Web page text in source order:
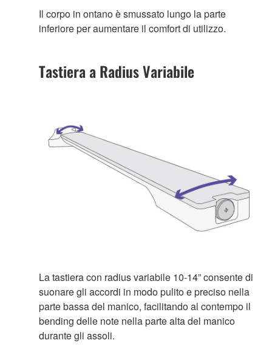
Il corpo in ontano è smussato lungo la parte
inferiore per aumentare il comfort di utilizzo.
Tastiera a Radius Variabile
La tastiera con radius variabile 10-14” consente di
suonare gli accordi in modo pulito e preciso nella
parte bassa del manico, facilitando al contempo il
bending delle note nella parte alta del manico
durante gli assoli.